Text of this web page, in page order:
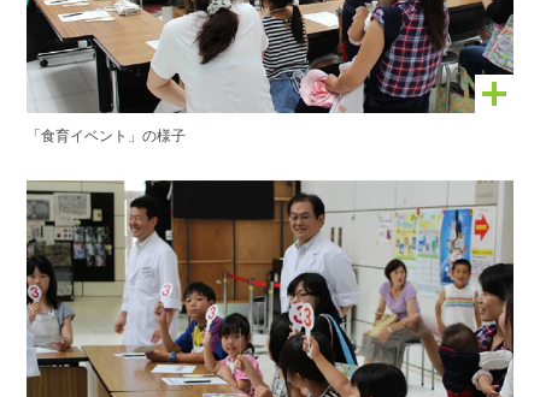
「食育イベント」の様子